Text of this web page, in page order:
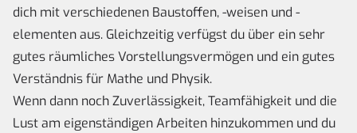
dich mit verschiedenen Baustoffen, -weisen und -
elementen aus. Gleichzeitig verfügst du über ein sehr
gutes räumliches Vorstellungsvermögen und ein gutes
Verständnis für Mathe und Physik.
Wenn dann noch Zuverlässigkeit, Teamfähigkeit und die
Lust am eigenständigen Arbeiten hinzukommen und du